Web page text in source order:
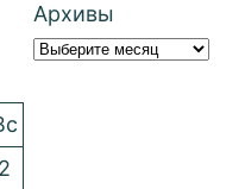
Архивы
2